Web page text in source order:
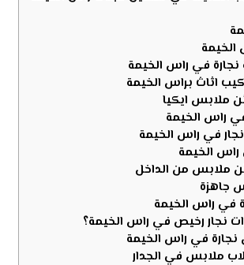
الخيمة
في راس الخيمة
اثاث براس الخيمة
ملابس ايكيا
راس الخيمة
في راس الخيمة
راس الخيمة
ملابس من الداخل
جاهزة
في راس الخيمة
نجار رخيص في راس الخيمة؟
نجارة في راس الخيمة
ملابس في الجدار